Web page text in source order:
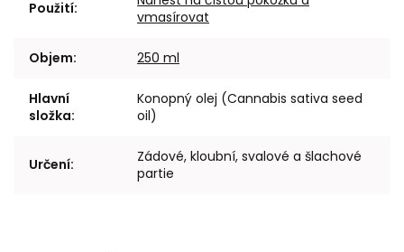
Použití:
vmasírovat
Objem: 250 ml
Hlavní
složka:
Konopný olej (Cannabis sativa seed
oil)
Určení:
Zádové, kloubní, svalové a šlachové
partie